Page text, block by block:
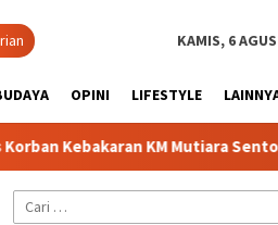
KAMIS, 6
OPINI LIFESTYLE
KM Mutiara Sentosa II
Cari